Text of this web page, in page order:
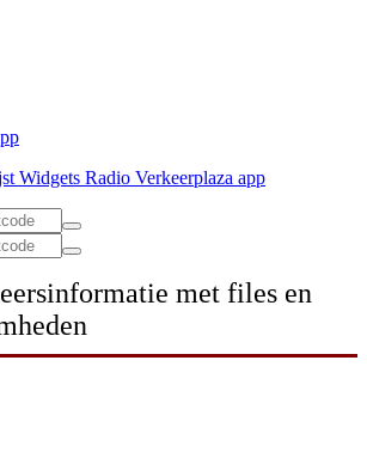
Widgets Radio Verkeerplaza app
met files en